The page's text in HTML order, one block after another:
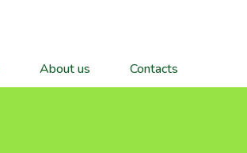
About us Contacts